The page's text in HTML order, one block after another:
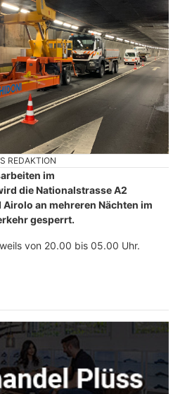
REDAKTION
im
die Nationalstrasse A2
an mehreren Nächten im
gesperrt.
von 20.00 bis 05.00 Uhr.